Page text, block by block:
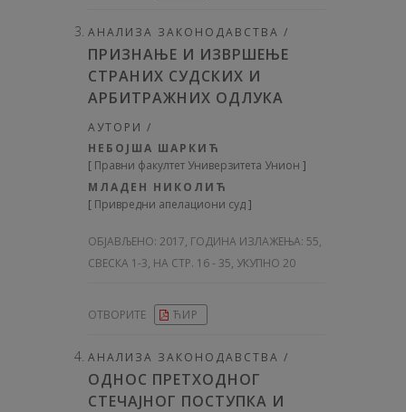
АНАЛИЗА ЗАКОНОДАВСТВА /
ПРИЗНАЊЕ И ИЗВРШЕЊЕ
СТРАНИХ СУДСКИХ И
АРБИТРАЖНИХ ОДЛУКА
АУТОРИ /
НЕБОЈША ШАРКИЋ
[ Правни факултет Универзитета Унион ]
МЛАДЕН НИКОЛИЋ
[ Привредни апелациони суд]
ОБЈАВЉЕНО: 2017, ГОДИНА ИЗЛАЖЕЊА: 55,
СВЕСКА 1-3, НА СТР. 16 - 35, УКУПНО 20
ОТВОРИТЕ ЋИР
АНАЛИЗА ЗАКОНОДАВСТВА /
ОДНОС ПРЕТХОДНОГ
СТЕЧАЈНОГ ПОСТУПКА И